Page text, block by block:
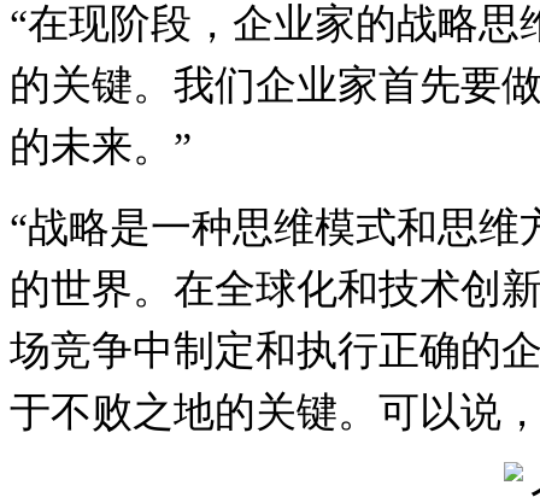
“在现阶段，企业家的战略
的关键。我们企业家首先要
的未来。 ”
“战略是一种思维模式和思
的世界。 在全球化和技术创
场竞争中制定和执行正确的
于不败之地的关键。可以说